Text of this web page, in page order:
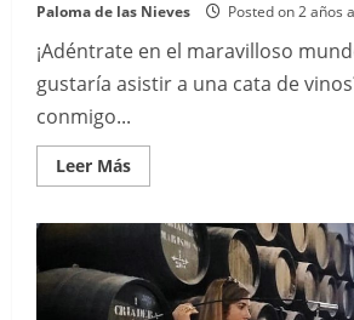
Paloma de las Nieves Posted on 2 años
¡Adéntrate en el maravilloso
gustaría asistir a una cata de
conmigo...
Leer MásRead
more
vinos